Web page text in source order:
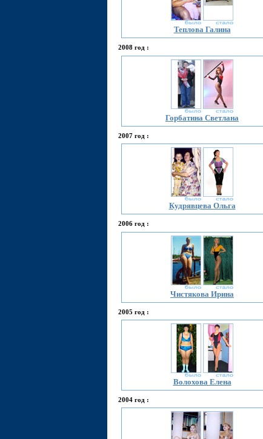
Теплова Галина
2008 год :
Горбатина Светлана
2007 год :
Кудрявцева Ольга
2006 год :
Чистякова Ирина
2005 год :
Волохова Елена
2004 год :